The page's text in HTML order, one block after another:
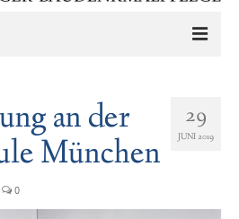
29
JUNI 2019
an der
München
0